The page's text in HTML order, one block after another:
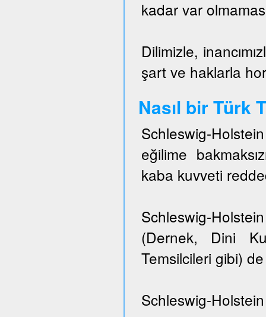
kadar var
Dilimizle,
şart ve haklarla
Nasıl bir Türk
Schleswig-
eğilime
kaba kuvveti
Schleswig-
(Dernek, Dini
Temsilcileri gibi)
Schleswig-